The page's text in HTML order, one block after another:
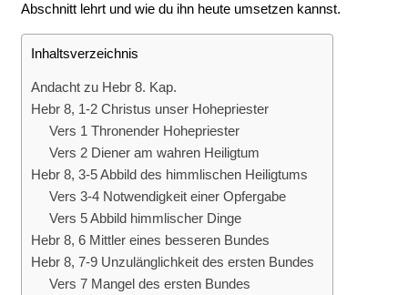
Abschnitt lehrt und wie du ihn heute umsetzen kannst.
Inhaltsverzeichnis
Andacht zu Hebr 8. Kap.
Hebr 8, 1-2 Christus unser Hohepriester
Vers 1 Thronender Hohepriester
Vers 2 Diener am wahren Heiligtum
Hebr 8, 3-5 Abbild des himmlischen Heiligtums
Vers 3-4 Notwendigkeit einer Opfergabe
Vers 5 Abbild himmlischer Dinge
Hebr 8, 6 Mittler eines besseren Bundes
Hebr 8, 7-9 Unzulänglichkeit des ersten Bundes
Vers 7 Mangel des ersten Bundes